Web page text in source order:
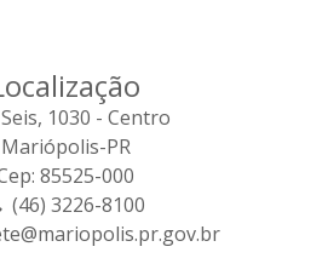
1030 - Centro
Mariópolis-PR
85525-000
(46) 3226-8100